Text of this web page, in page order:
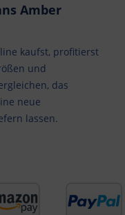
Amber
kaufst, profitierst
und
das
neue
lassen.